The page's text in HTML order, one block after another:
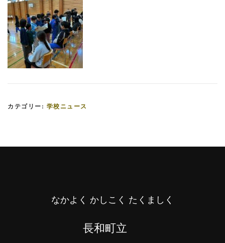
カテゴリー: 学校ニュース
なかよく かしこく たくましく
長和町立